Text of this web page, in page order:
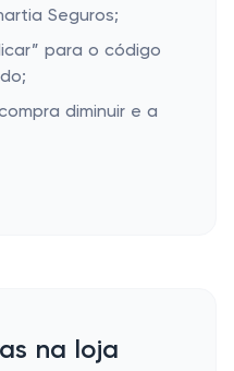
Seguros;
para o código
diminuir e a
na loja